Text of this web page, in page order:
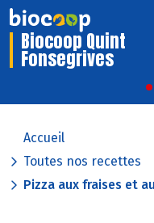
Biocoop Quint
Fonsegrives
Accueil
Toutes nos recettes
Pizza aux fraises et